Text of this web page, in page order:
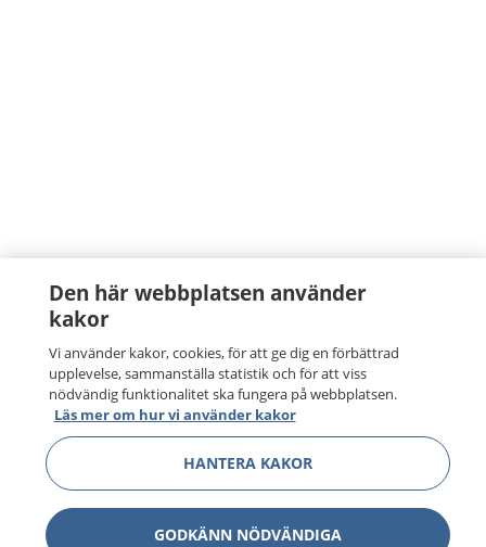
Den här webbplatsen använder
kakor
Vi använder kakor, cookies, för att ge dig en förbättrad
upplevelse, sammanställa statistik och för att viss
nödvändig funktionalitet ska fungera på webbplatsen.
Läs mer om hur vi använder kakor
HANTERA KAKOR
GODKÄNN NÖDVÄNDIGA